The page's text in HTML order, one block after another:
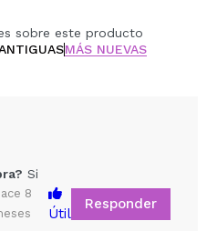
sobre este producto
MÁS NUEVAS
Si
8
Útil
Responder